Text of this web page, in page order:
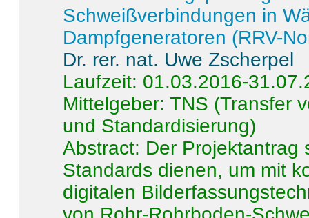
Schweißverbindungen in
Dampfgeneratoren (RRV-
Dr. rer. nat. Uwe Zscherpel
Laufzeit: 01.03.2016-
Mittelgeber: TNS (Transfer
und Standardisierung)
Abstract: Der Projektantrag
Standards dienen, um mit
digitalen